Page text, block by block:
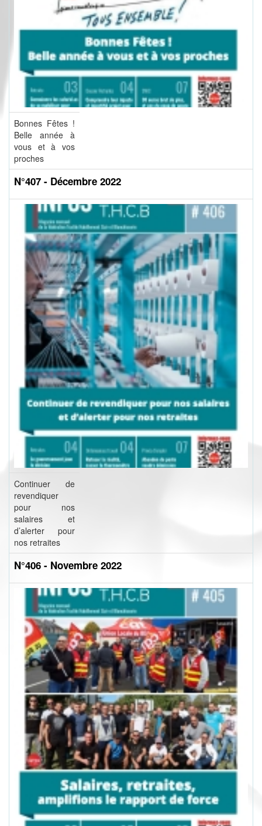
Bonnes Fêtes !
Belle année à
vous et à vos
proches
N°407 - Décembre 2022
Continuer de
revendiquer
pour nos
salaires et
d’alerter pour
nos retraites
N°406 - Novembre 2022